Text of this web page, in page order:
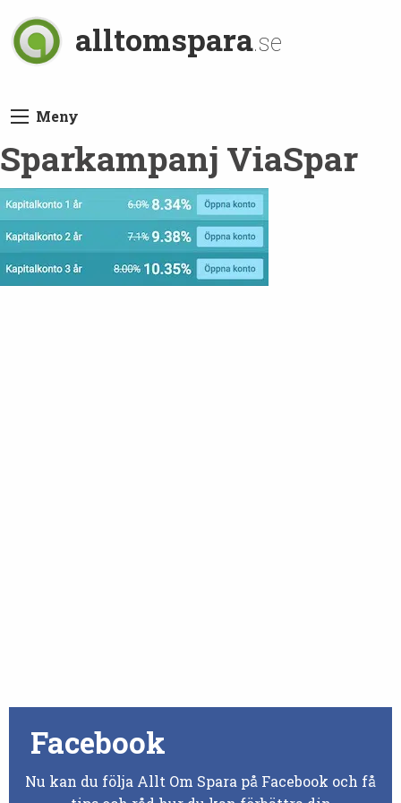
alltomspara.se
Meny
Sparkampanj ViaSpar
Facebook
Nu kan du följa Allt Om Spara på Facebook och få